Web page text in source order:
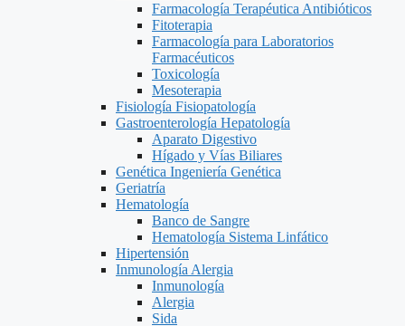
Farmacología Terapéutica Antibióticos
Fitoterapia
Farmacología para Laboratorios
Farmacéuticos
Toxicología
Mesoterapia
Fisiología Fisiopatología
Gastroenterología Hepatología
Aparato Digestivo
Hígado y Vías Biliares
Genética Ingeniería Genética
Geriatría
Hematología
Banco de Sangre
Hematología Sistema Linfático
Hipertensión
Inmunología Alergia
Inmunología
Alergia
Sida